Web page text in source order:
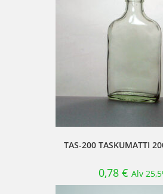
TAS-200 TASKUMATTI
0,78 € Alv